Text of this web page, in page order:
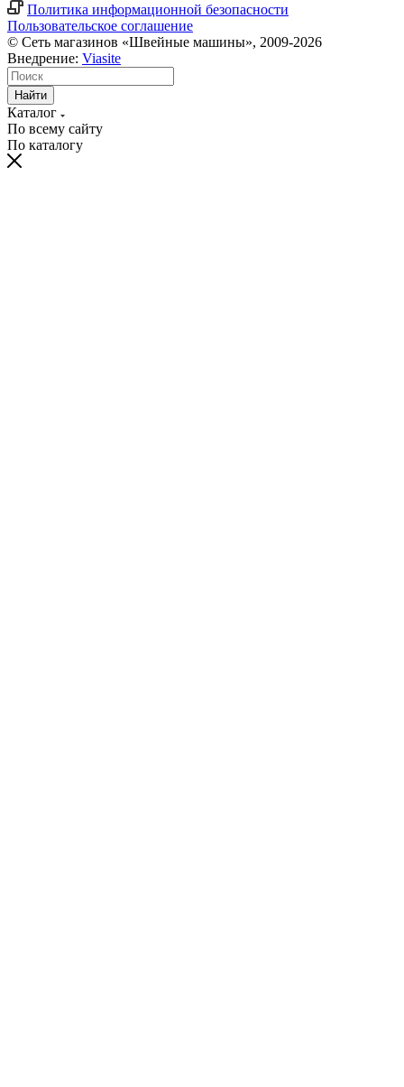
Политика информационной безопасности
Пользовательское соглашение
© Сеть магазинов «Швейные машины», 2009-2026
Внедрение: Viasite
Найти
Каталог
По всему сайту
По каталогу